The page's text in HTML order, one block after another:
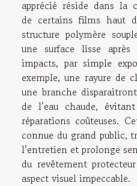
apprécié réside dans la
de certains films haut
structure polymère
une surface lisse
impacts, par simple
exemple, une rayure de
une branche
de l’eau chaude,
réparations coûteuses.
connue du grand public,
l’entretien et prolonge
du revêtement
aspect visuel impeccable.